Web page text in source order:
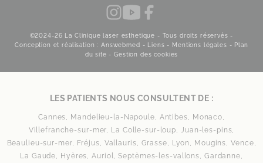
©2024-26 La Clinique laser esthetique - Tous droits réservés -
Conception et réalisation :Answebmed - Liens - Mentions légales - Plan
du site -Gestion des cookies
LES PATIENTS NOUS CONSULTENT DE :
Cannes, Mandelieu-la-Napoule, Antibes,
Monaco,
Villefranche-sur-mer,
La Colle-sur-loup,
Juan-les-pins,
Beaulieu-sur-mer,
Fréjus, Vallauris, Grasse, Lyon, Mougins,
Vence,
La Gaude,
Hyères, Auriol, Septèmes-les-vallons,
Gardanne,